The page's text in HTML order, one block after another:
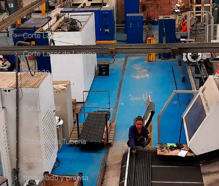
Corte Laser de Tubo
Corte Laser de Lamina
Plegado
tornos
Punzonado
Doblado de Tubería
Soldadura
troquelado y prensa